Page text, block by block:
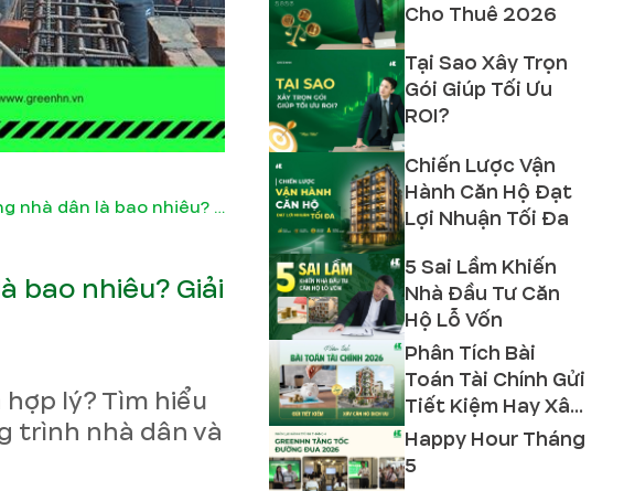
Chi phí giám sát thi công nhà dân là bao nhiêu? Giải đáp mới nhất
bao nhiêu? Giải
lý? Tìm hiểu
trình nhà dân và
Cho Thuê 2026
Tại Sao Xây Trọn
Gói Giúp Tối Ưu
ROI?
Chiến Lược Vận
Hành Căn Hộ Đạt
Lợi Nhuận Tối Đa
5 Sai Lầm Khiến
Nhà Đầu Tư Căn
Hộ Lỗ Vốn
Phân Tích Bài
Toán Tài Chính Gửi
Tiết Kiệm Hay Xây
Căn Hộ Dịch Vụ
2026?
Happy Hour Tháng
5